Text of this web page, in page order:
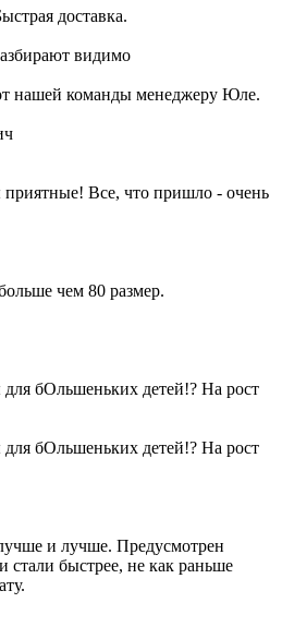
доставка.
видимо
нашей команды менеджеру Юле.
Все, что пришло - очень
чем 80 размер.
бОльшеньких детей!? На рост
бОльшеньких детей!? На рост
и лучше. Предусмотрен
стали быстрее, не как раньше